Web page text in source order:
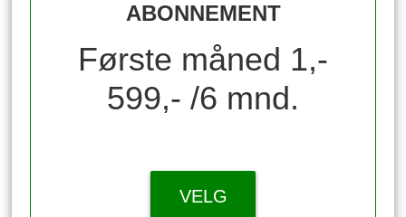
ABONNEMENT
Første måned 1,-
599,- /6 mnd.
VELG